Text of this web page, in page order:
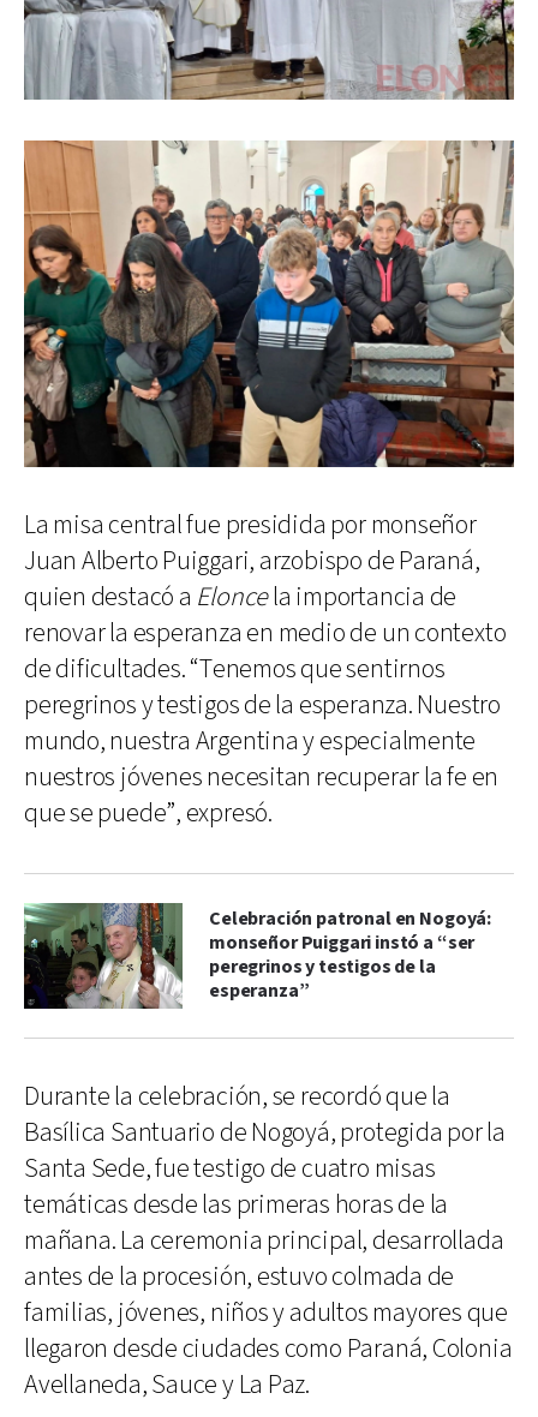
La misa central fue presidida por monseñor
Juan Alberto Puiggari, arzobispo de Paraná,
quien destacó a Eloncela importancia de
renovar la esperanza en medio de un contexto
de dificultades. “Tenemos que sentirnos
peregrinos y testigos de la esperanza. Nuestro
mundo, nuestra Argentina y especialmente
nuestros jóvenes necesitan recuperar la fe en
que se puede”, expresó.
Celebración patronal en Nogoyá:
monseñor Puiggari instó a “ser
peregrinos y testigos de la
esperanza”
Durante la celebración, se recordó que la
Basílica Santuario de Nogoyá, protegida por la
Santa Sede, fue testigo de cuatro misas
temáticas desde las primeras horas de la
mañana. La ceremonia principal, desarrollada
antes de la procesión, estuvo colmada de
familias, jóvenes, niños y adultos mayores que
llegaron desde ciudades como Paraná, Colonia
Avellaneda, Sauce y La Paz.